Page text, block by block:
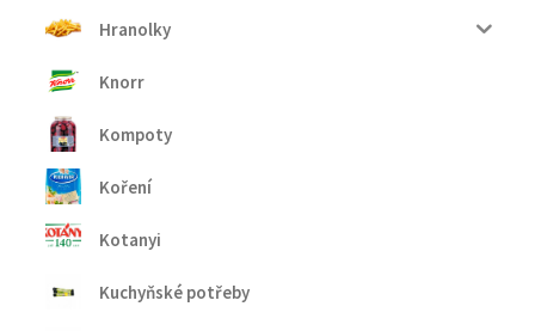
Hranolky
Knorr
Kompoty
Koření
Kotanyi
Kuchyňské potřeby